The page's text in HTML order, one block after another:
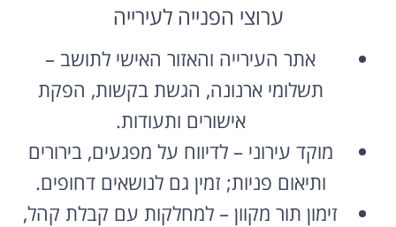
ערוצי הפנייה לעירייה
אתר העירייה והאזור האישי לתושב –
תשלומי ארנונה, הגשת בקשות, הפקת
אישורים ותעודות.
מוקד עירוני – לדיווח על מפגעים, בירורים
ותיאום פניות; זמין גם לנושאים דחופים.
זימון תור מקוון – למחלקות עם קבלת קהל,